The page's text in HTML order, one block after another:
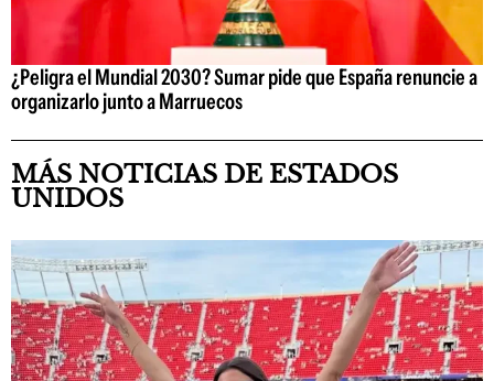
¿Peligra el Mundial 2030? Sumar pide que España renuncie a
organizarlo junto a Marruecos
MÁS NOTICIAS DE ESTADOS
UNIDOS